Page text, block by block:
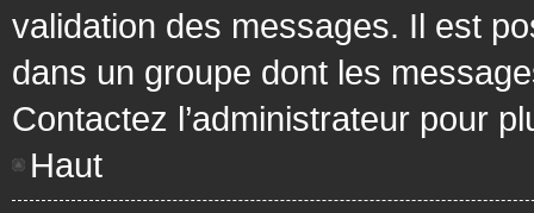
validation des messages. Il est
dans un groupe dont les
Contactez l’administrateur pour
Haut